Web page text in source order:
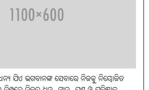
ଯିଏ ଭଗବାନଙ୍କ ସେବାରେ ନିଜକୁ ନିୟୋଜିତ